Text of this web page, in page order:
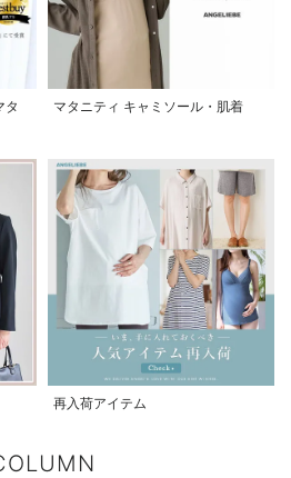
タ
マタニティ キャミソール・肌着
再入荷アイテム